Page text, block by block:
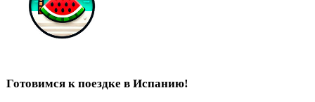
Готовимся к поездке в Испанию!